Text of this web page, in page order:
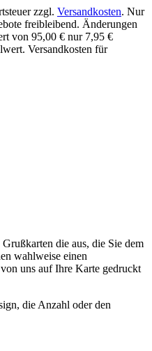
zzgl. Versandkosten. Nur
freibleibend. Änderungen
von 95,00 € nur 7,95 €
Versandkosten für
die aus, die Sie dem
wahlweise einen
uns auf Ihre Karte gedruckt
die Anzahl oder den